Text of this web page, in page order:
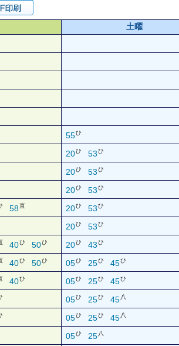
土曜
55ひ
20ひ 53ひ
20ひ 53ひ
20ひ 53ひ
58直 20ひ 53ひ
20ひ 53ひ
40ひ 50ひ 20ひ 43ひ
40ひ 50ひ 05ひ 25ひ 45ひ
40ひ 05ひ 25ひ 45ひ
05ひ 25ひ 45 八
05ひ 25ひ 45 八
05ひ 25 八